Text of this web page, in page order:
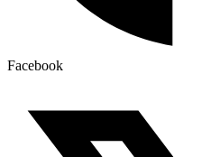
Facebook